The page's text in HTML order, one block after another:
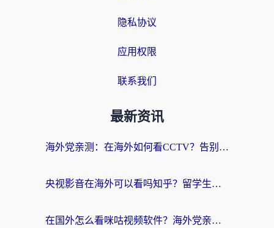
隐私协议
应用权限
联系我们
最新资讯
海外党亲测：在海外如何看CCTV？告别“仅限大陆播放”的实用指南
央视影音在海外可以看吗知乎？留学生亲测：3步解决地域限制+追剧自由
在国外怎么看咪咕视频软件？海外党亲测有效的回国加速方案